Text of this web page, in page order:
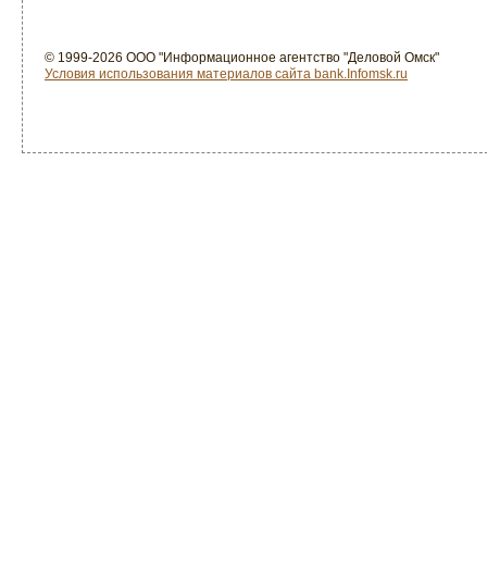
© 1999-2026 ООО "Информационное агентство "Деловой Омск"
Условия использования материалов сайта bank.Infomsk.ru